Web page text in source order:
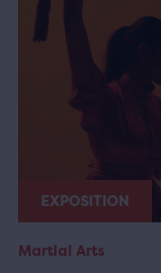
EXPOSITION
Martial Arts